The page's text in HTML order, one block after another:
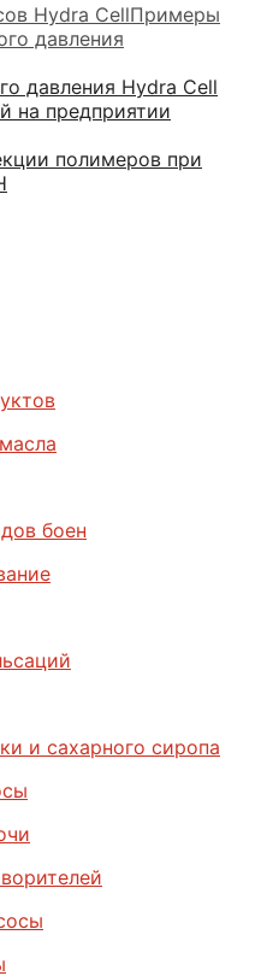
Hydra CellПримеры
давления
давления Hydra Cell
на предприятии
полимеров при
боен
и сахарного сиропа